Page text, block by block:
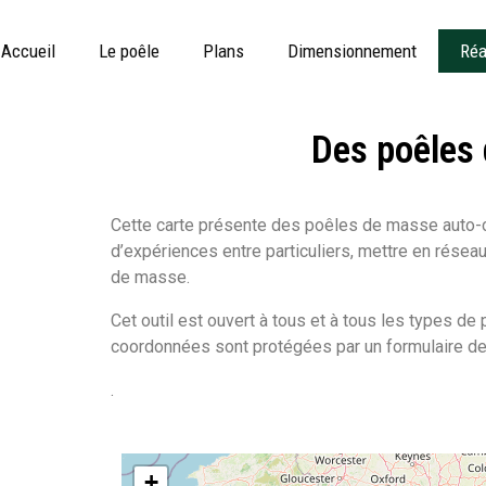
Accueil Le poêle Plans Dimensionnement
Des
Cette carte présente des poêles de masse
d’expériences entre particuliers, mettre en
de masse.
Cet outil est ouvert à tous et à tous les types
coordonnées sont protégées par un formulaire
.